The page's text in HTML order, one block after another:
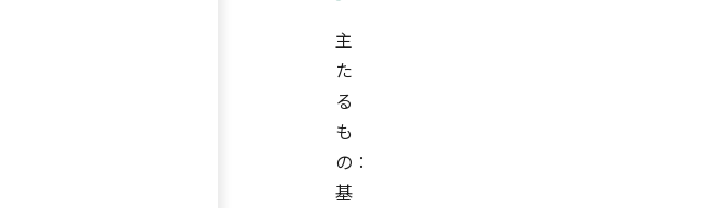
主
た
る
も
の：
基